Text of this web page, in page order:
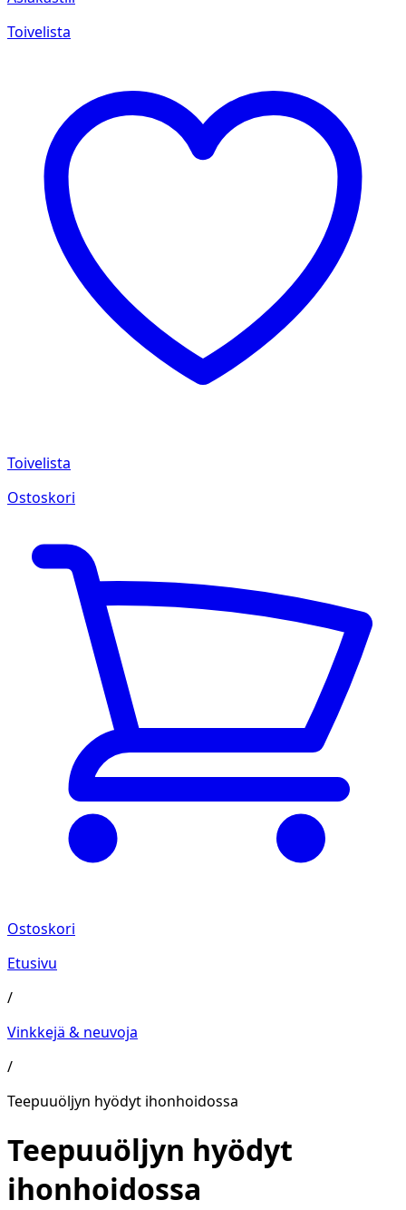
Toivelista
Toivelista
Ostoskori
Ostoskori
Etusivu
/
Vinkkejä & neuvoja
/
Teepuuöljyn hyödyt ihonhoidossa
Teepuuöljyn hyödyt
ihonhoidossa